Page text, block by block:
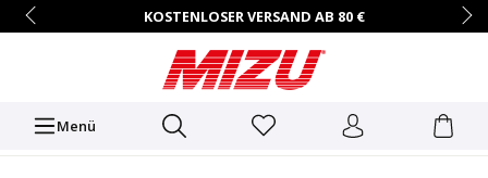
KOSTENLOSER VERSAND AB 80 €
14 TAGE RÜCKGABERECHT
HÄNDLER-ZUGANG AUF ANFRAGE
+49 (0)7731/9067-0
Mo.–Fr. • 9:00 – 16:00 Uhr
Menü